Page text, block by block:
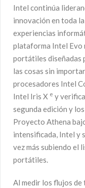
Intel continúa
innovación en toda
experiencias
plataforma Intel Evo
portátiles diseñadas
las cosas sin
procesadores Intel
Intel Iris X e y
segunda edición y
Proyecto Athena
intensificada, Intel y
vez más subiendo el
portátiles.
Al medir los flujos de